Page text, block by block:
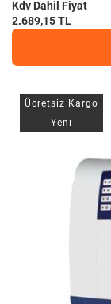
Kdv Dahil Fiyat
2.689,15 TL
Ücretsiz Kargo
Yeni